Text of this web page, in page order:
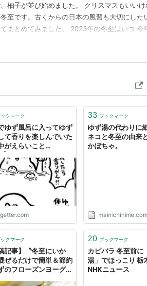
柚子が並び始めました。 クリスマスもいいけ
至です。古くからの日本の風習も大切にした
まとめてみました。 2023年の冬至はいつ 今
球では…
クマーク
ゆず風呂に入ってゆず
て香りを楽しんでいた
がえらいこと
ない｣という人も
33 ブックマーク
ゆず湯の代わりに
ネコと冬至の由来
かぼちゃ。
mainichihime.com
クマーク
記事】〝冬至にいか
ぜるだけで簡単＆節約
のフローズンヨーグル
20 ブックマーク
カピバラ 冬至前に
湯」でほっこり 栃
NHKニュース